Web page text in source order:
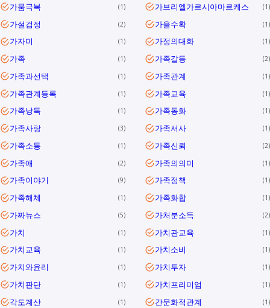
가뭄극복 1 가브리엘가르시아마르케스 1
가설검정 2 가을수확 1
가자미 1 가정의대화 1
가족 1 가족갈등 2
가족과선택 1 가족관계 1
가족관계등록 1 가족교육 1
가족낭독 1 가족동화 1
가족사랑 3 가족서사 1
가족소통 1 가족신뢰 2
가족애 2 가족의의미 1
가족이야기 9 가족정책 1
가족해체 1 가족화합 1
가짜뉴스 5 가처분소득 2
가치 1 가치관교육 1
가치교육 1 가치소비 1
가치와윤리 1 가치투자 1
가치판단 1 가치프리미엄 1
각도계산 1 간문화적관계 1